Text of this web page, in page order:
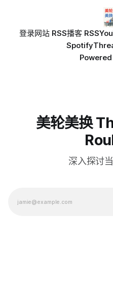
登录网站 RSS播客 RSS
Spotify
美轮美换
深入探讨